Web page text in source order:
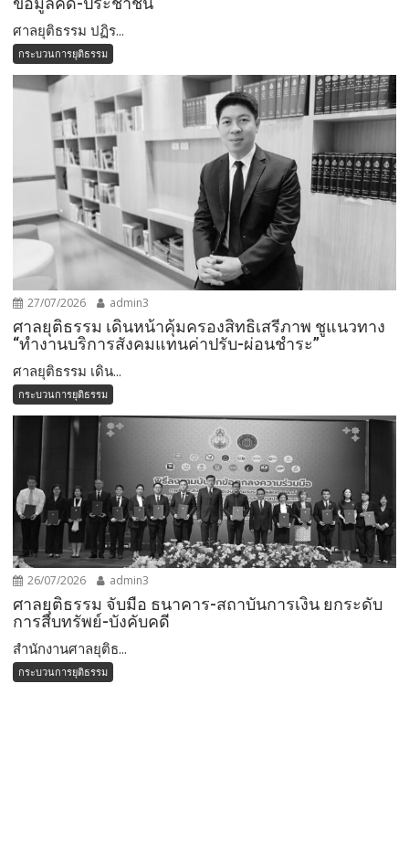
ศาลยุติธรรม ปฏิร...
กระบวนการยุติธรรม
27/07/2026 admin3
ศาลยุติธรรม เดินหน้าคุ้มครองสิทธิเสรีภาพ ชูแนวทาง
“ทำงานบริการสังคมแทนค่าปรับ-ผ่อนชำระ”
ศาลยุติธรรม เดิน...
กระบวนการยุติธรรม
26/07/2026 admin3
ศาลยุติธรรม จับมือ ธนาคาร-สถาบันการเงิน ยกระดับ
การสืบทรัพย์-บังคับคดี
สำนักงานศาลยุติธ...
กระบวนการยุติธรรม